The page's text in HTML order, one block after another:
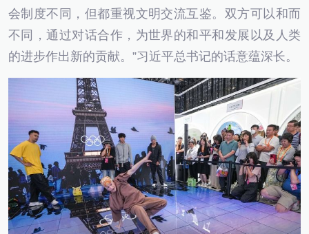
会制度不同，但都重视文明交流互鉴。双方可以和而
不同，通过对话合作，为世界的和平和发展以及人类
的进步作出新的贡献。”习近平总书记的话意蕴深长。